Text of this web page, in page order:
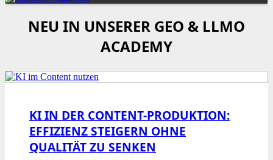
NEU IN UNSERER GEO & LLMO
ACADEMY
KI IN DER CONTENT-PRODUKTION:
EFFIZIENZ STEIGERN OHNE
QUALITÄT ZU SENKEN